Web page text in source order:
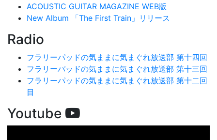
ACOUSTIC GUITAR MAGAZINE WEB版
New Album 「The First Train」リリース
Radio
フラリーパッドの気ままに気まぐれ放送部 第十四回
フラリーパッドの気ままに気まぐれ放送部 第十三回
フラリーパッドの気ままに気まぐれ放送部 第十二回
目
Youtube